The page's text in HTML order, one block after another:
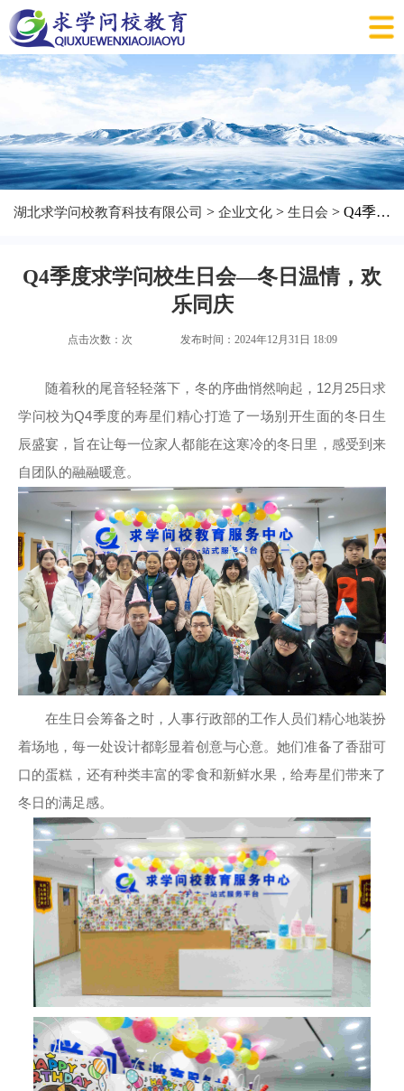
湖北求学问校教育科技有限公司 > 企业文化 > 生日会 > Q4季度求学问校生日会—冬日温情，欢乐同庆
Q4季度求学问校生日会—冬日温情，欢
乐同庆
点击次数： 次 发布时间：2024年12月31日 18:09
随着秋的尾音轻轻落下，冬的序曲悄然响起，12月25日求
学问校为Q4季度的寿星们精心打造了一场别开生面的冬日生
辰盛宴，旨在让每一位家人都能在这寒冷的冬日里，感受到来
自团队的融融暖意。
在生日会筹备之时，人事行政部的工作人员们精心地装扮
着场地，每一处设计都彰显着创意与心意。她们准备了香甜可
口的蛋糕，还有种类丰富的零食和新鲜水果，给寿星们带来了
冬日的满足感。